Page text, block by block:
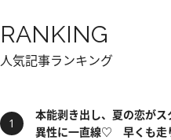
RANKING
人気記事ランキング
本能剥き出し、夏の恋が
異性に一直線♡ 早くも走